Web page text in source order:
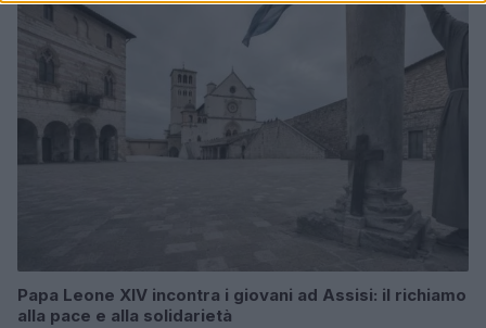
Papa Leone XIV incontra i giovani ad Assisi: il richiamo
alla pace e alla solidarietà